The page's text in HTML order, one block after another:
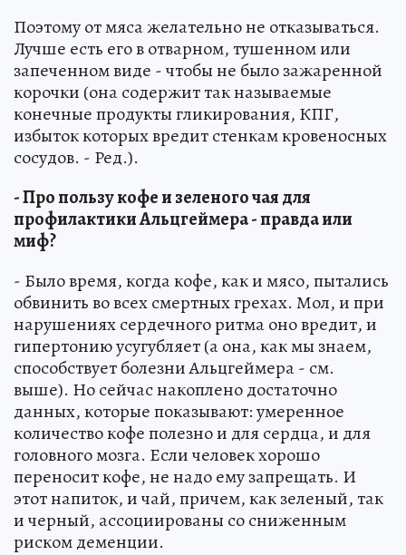
Поэтому от мяса желательно не отказываться.
Лучше есть его в отварном, тушенном или
запеченном виде - чтобы не было зажаренной
корочки (она содержит так называемые
конечные продукты гликирования, КПГ,
избыток которых вредит стенкам кровеносных
сосудов. - Ред.).
- Про пользу кофе и зеленого чая для
профилактики Альцгеймера - правда или
миф?
- Было время, когда кофе, как и мясо, пытались
обвинить во всех смертных грехах. Мол, и при
нарушениях сердечного ритма оно вредит, и
гипертонию усугубляет (а она, как мы знаем,
способствует болезни Альцгеймера - см.
выше). Но сейчас накоплено достаточно
данных, которые показывают: умеренное
количество кофе полезно и для сердца, и для
головного мозга. Если человек хорошо
переносит кофе, не надо ему запрещать. И
этот напиток, и чай, причем, как зеленый, так
и черный, ассоциированы со сниженным
риском деменции.